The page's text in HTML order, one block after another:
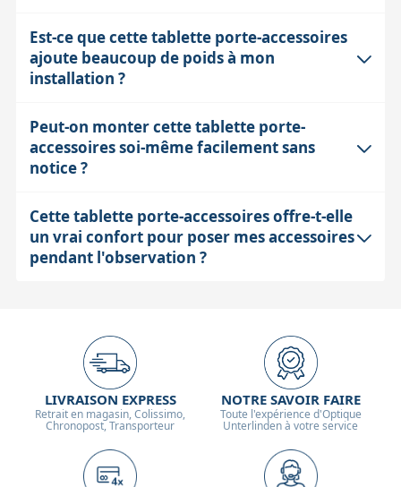
La tablette porte-accessoires rigidifie la structure du
trépied en reliant les pieds entre eux, ce qui réduit les
vibrations et mouvements lors des manipulations ou
observations à fort grossissement ou en
astrophotographie où la stabilité est cruciale.
Est-ce que cette tablette porte-accessoires
ajoute beaucoup de poids à mon
installation ?
La tablette est généralement fabriquée en matériau
léger mais robuste (souvent en métal ou plastique
renforcé), son poids reste modéré. Elle apporte un
pas la monture mais améliore significativement la
rigidité du trépied.
Peut-on monter cette tablette porte-
accessoires soi-même facilement sans
notice ?
Même si la tablette est fournie sans notice, son
installation est souvent intuitive : elle vient se fixer
entre les pieds du trépied, généralement via des vis ou
risque d’endommagement ou de montage incorrect.
Cette tablette porte-accessoires offre-t-elle
un vrai confort pour poser mes accessoires
pendant l'observation ?
autres petits accessoires à portée de main, évitant ainsi
de les poser au sol ou sur un support instable. Cela
facilite le travail sur le terrain et limite les risques de
chutes, tout en gardant l’espace organisé et accessible.
LIVRAISON EXPRESS
Retrait en magasin, Colissimo,
Chronopost, Transporteur
NOTRE SAVOIR FAIRE
Toute l'expérience d'Optique
Unterlinden à votre service